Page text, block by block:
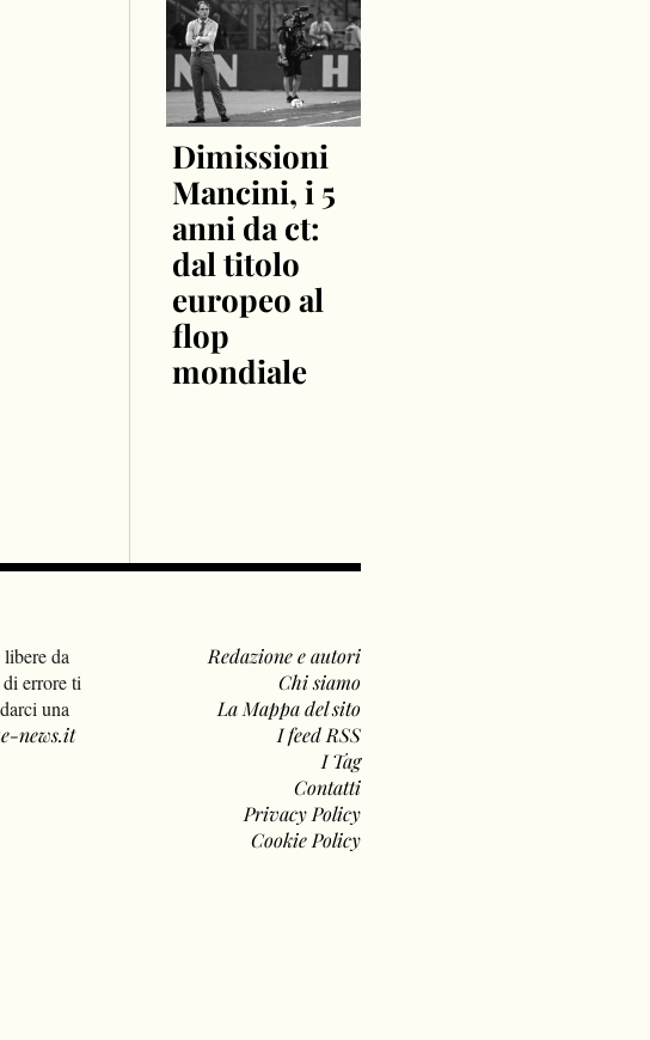
Dimissioni
Mancini, i 5
anni da ct:
dal titolo
europeo al
flop
mondiale
da
errore ti
una
news.it
Redazione e autori
Chi siamo
La Mappa del sito
I feed RSS
I Tag
Contatti
Privacy Policy
Cookie Policy